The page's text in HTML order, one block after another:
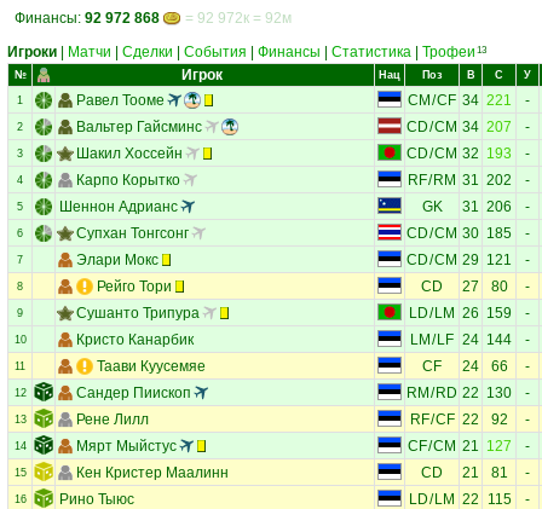
Финансы: 92 972 868
= 92 972к = 92м
Игроки
Матчи Сделки События Финансы Статистика Трофеи 13
№ Игрок Нац Поз В С У
1 Равел Тооме CM /CF 34 221 -
2 Вальтер Гайсминс CD/CM 34 207 -
3 Шакил Хоссейн CD/CM 32 193 -
4 Карпо Корытко RF/ RM 31 202 -
5 Шеннон Адрианс GK 31 206 -
6 Супхан Тонгсонг CD/CM 30 185 -
7 Элари Мокс CD/CM 29 121 -
8 Рейго Тори CD 27 80 -
9 Сушанто Трипура LD/ LM 26 159 -
10 Кристо Канарбик LM / LF 24 144 -
11 Таави Куусемяе CF 24 66 -
12 Сандер Пиископ RM / RD 22 130 -
13 Рене Лилл RF/CF 22 92 -
14 Мярт Мыйстус CF/CM 21 127 -
15 Кен Кристер Маалинн CD 21 81 -
16 Рино Тыюс LD/ LM 22 115 -